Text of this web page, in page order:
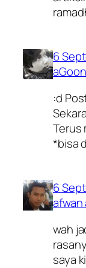
6
:d
Terus
*bisa
6
afwan
wah
saya